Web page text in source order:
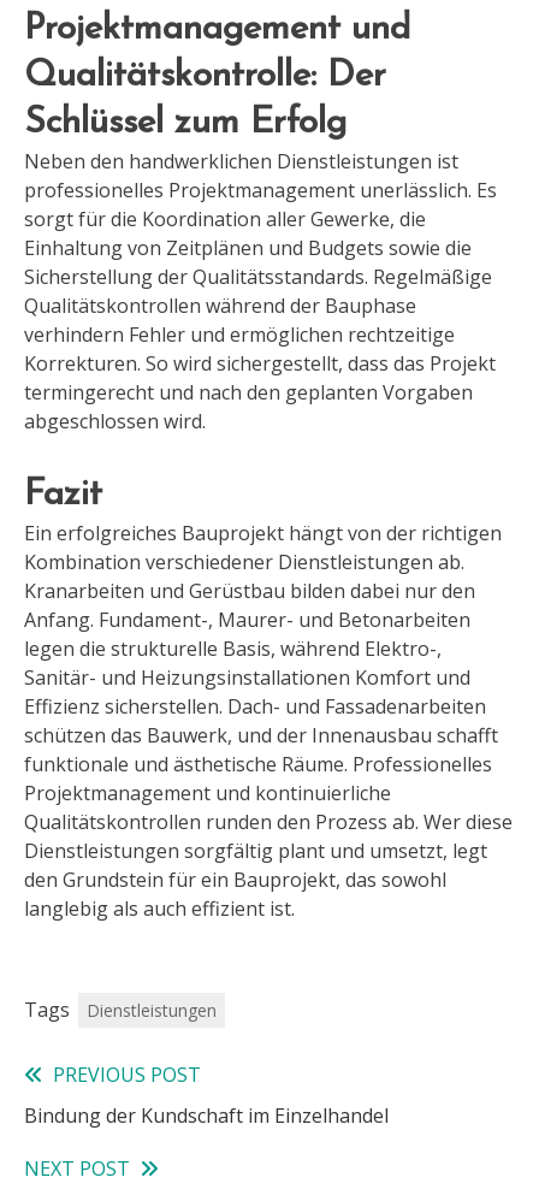
Projektmanagement und
Qualitätskontrolle: Der
Schlüssel zum Erfolg
Neben den handwerklichen Dienstleistungen ist
professionelles Projektmanagement unerlässlich. Es
sorgt für die Koordination aller Gewerke, die
Einhaltung von Zeitplänen und Budgets sowie die
Sicherstellung der Qualitätsstandards. Regelmäßige
Qualitätskontrollen während der Bauphase
verhindern Fehler und ermöglichen rechtzeitige
Korrekturen. So wird sichergestellt, dass das Projekt
termingerecht und nach den geplanten Vorgaben
abgeschlossen wird.
Fazit
Ein erfolgreiches Bauprojekt hängt von der richtigen
Kombination verschiedener Dienstleistungen ab.
Kranarbeiten und Gerüstbau bilden dabei nur den
Anfang. Fundament-, Maurer- und Betonarbeiten
legen die strukturelle Basis, während Elektro-,
Sanitär- und Heizungsinstallationen Komfort und
Effizienz sicherstellen. Dach- und Fassadenarbeiten
schützen das Bauwerk, und der Innenausbau schafft
funktionale und ästhetische Räume. Professionelles
Projektmanagement und kontinuierliche
Qualitätskontrollen runden den Prozess ab. Wer diese
Dienstleistungen sorgfältig plant und umsetzt, legt
den Grundstein für ein Bauprojekt, das sowohl
langlebig als auch effizient ist.
Tags Dienstleistungen
Read
more
articles
PREVIOUS POST
Bindung der Kundschaft im Einzelhandel
NEXT POST